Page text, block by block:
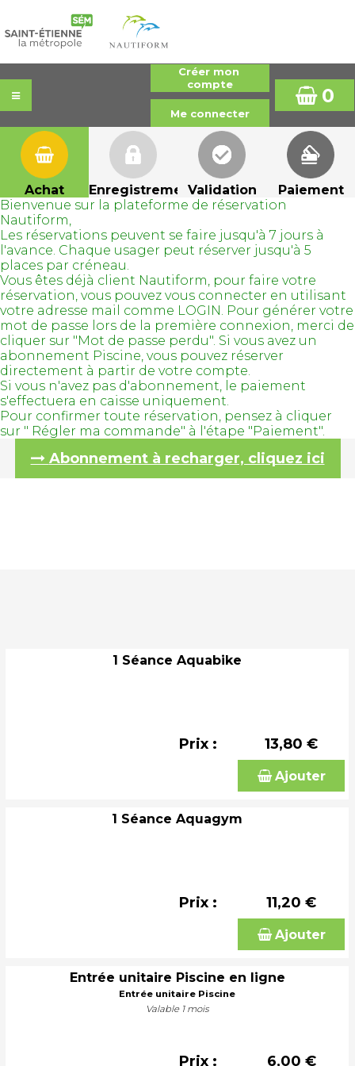
0
Achat EnregistrementValidation
Paiement
Bienvenue sur la plateforme de réservation
Nautiform,
Les réservations peuvent se faire jusqu'à 7 jours à
l'avance. Chaque usager peut réserver jusqu'à 5
places par créneau.
Vous êtes déjà client Nautiform, pour faire votre
réservation, vous pouvez vous connecter en utilisant
votre adresse mail comme LOGIN. Pour générer votre
mot de passe lors de la première connexion, merci de
cliquer sur "Mot de passe perdu". Si vous avez un
abonnement Piscine, vous pouvez réserver
directement à partir de votre compte.
Si vous n'avez pas d'abonnement, le paiement
s'effectuera en caisse uniquement.
Pour confirmer toute réservation, pensez à cliquer
sur " Régler ma commande" à l'étape "Paiement".
Abonnement à recharger, cliquez ici
1 Séance Aquabike
Prix : 13,80 €
Ajouter
1 Séance Aquagym
Prix : 11,20 €
Ajouter
Entrée unitaire Piscine en ligne
Entrée unitaire Piscine
Valable 1 mois
Prix : 6,00 €